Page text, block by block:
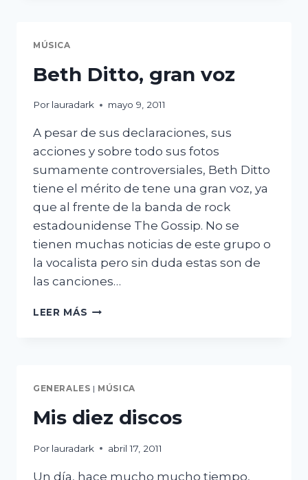
UNA
MILONGA
MÚSICA
Beth Ditto, gran voz
Por lauradark mayo 9, 2011
A pesar de sus declaraciones, sus
acciones y sobre todo sus fotos
sumamente controversiales, Beth Ditto
tiene el mérito de tene una gran voz, ya
que al frente de la banda de rock
estadounidense The Gossip. No se
tienen muchas noticias de este grupo o
la vocalista pero sin duda estas son de
las canciones…
LEER MÁS BETH
GENERALES | MÚSICA
Mis diez discos
Por lauradark abril 17, 2011
Un día, hace mucho mucho tiempo,